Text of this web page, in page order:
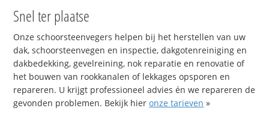
Snel ter plaatse
Onze schoorsteenvegers helpen bij het herstellen van uw
dak, schoorsteenvegen en inspectie, dakgotenreiniging en
dakbedekking, gevelreining, nok reparatie en renovatie of
het bouwen van rookkanalen of lekkages opsporen en
repareren. U krijgt professioneel advies én we repareren de
gevonden problemen. Bekijk hieronze tarieven »